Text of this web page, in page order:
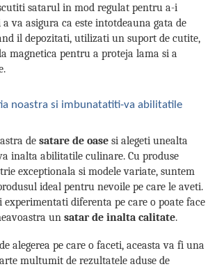
satarul in mod regulat pentru a-i
va asigura ca este intotdeauna gata de
il depozitati, utilizati un suport de cutite,
magnetica pentru a proteja lama si a
noastra si imbunatatiti-va abilitatile
de satare de oase si alegeti unealta
inalta abilitatile culinare. Cu produse
exceptionala si modele variate, suntem
ideal pentru nevoile pe care le aveti.
experimentati diferenta pe care o poate face
un satar de inalta calitate.
alegerea pe care o faceti, aceasta va fi una
multumit de rezultatele aduse de